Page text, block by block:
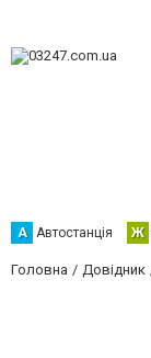
А Автостанція Ж
Головна Довідник